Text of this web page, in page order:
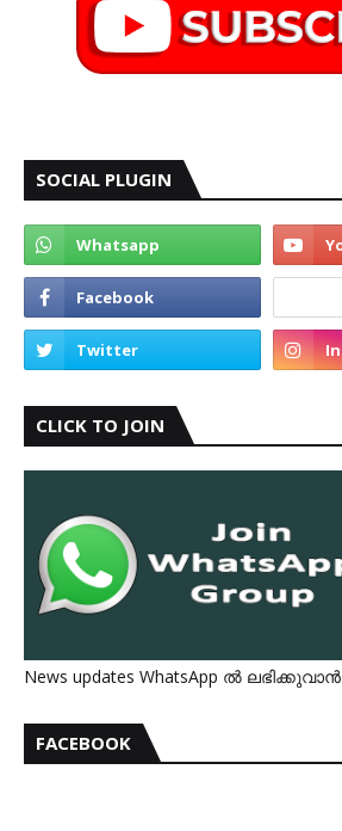
SOCIAL PLUGIN
CLICK TO JOIN
News updates WhatsApp ൽ ലഭിക്കുവാൻ
FACEBOOK